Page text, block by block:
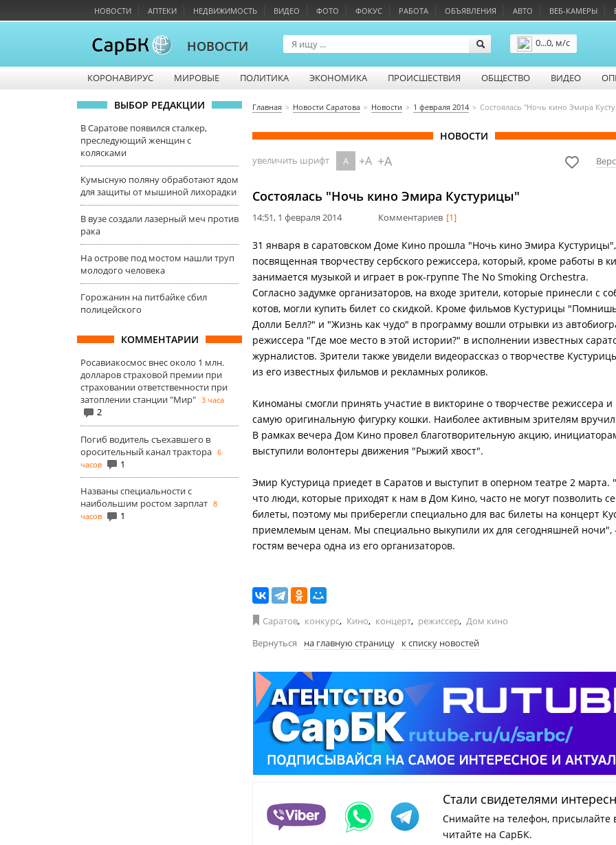
НОВОСТИ АПТЕКИ НЕДВИЖИМОСТЬ ВИДЕО ФОТО ФОКУС РАБОТА ОБЪЯВЛЕНИЯ АВТО ВЕБ-КАМЕРЫ
НОВОСТИ
0...0, м/с
КОРОНАВИРУС МИРОВЫЕ ПОЛИТИКА ЭКОНОМИКА ПРОИСШЕСТВИЯ ОБЩЕСТВО ВИДЕО
ВЫБОР РЕДАКЦИИ
В Саратове появился сталкер,
преследующий женщин с
колясками
Кумысную поляну обработают ядом
для защиты от мышиной лихорадки
В вузе создали лазерный меч против
рака
На острове под мостом нашли труп
молодого человека
Горожанин на питбайке сбил
полицейского
КОММЕНТАРИИ
Росавиакосмос внес около 1 млн.
долларов страховой премии при
страховании ответственности при
затоплении станции "Мир" 3 часа
2
Погиб водитель съехавшего в
оросительный канал трактора 6
часов
1
Названы специальности с
наибольшим ростом зарплат 8
часов
1
Главная Новости Саратова Новости 1 февраля 2014 Состоялась "Ночь кино Эмира
НОВОСТИ
увеличить шрифт A +A +A
Состоялась "Ночь кино Эмира Кустурицы"
14:51, 1 февраля 2014 Комментариев [1]
31 января в саратовском Доме Кино прошла "Ночь кино Эмира Кустурицы",
посвященная творчеству сербского режиссера, который, кроме работы в
занимается музыкой и играет в рок-группе The No Smoking Orchestra.
Согласно задумке организаторов, на входе зрители, которые принесли с
котов, могли купить билет со скидкой. Кроме фильмов Кустурицы
Долли Белл?" и "Жизнь как чудо" в программу вошли отрывки из
режиссера "Где мое место в этой истории?" в исполнении известных
журналистов. Зрители также увидели видеорассказ о творчестве
из его известных фильмов и рекламных роликов.
Киноманы смогли принять участие в викторине о творчестве режиссера и
самую оригинальную фигурку кошки. Наиболее активным зрителям
В рамках вечера Дом Кино провел благотворительную акцию,
выступили волонтеры движения "Рыжий хвост".
Эмир Кустурица приедет в Саратов и выступит в оперном театре 2
что люди, которые приходят к нам в Дом Кино, часто не могут позволить
билеты, поэтому мы приберегли специально для вас билеты на концерт
приемлемым ценам. Мы специально выкупили их для сегодняшней ночи",
гостям вечера одна из его организаторов.
Саратов, конкурс, Кино, концерт, режиссер, Дом кино
Вернуться
на главную страницу к списку новостей
Стали свидетелями
Снимайте на телефон, присылайте
читайте на СарБК.